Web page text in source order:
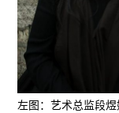
左图：艺术总监段煜